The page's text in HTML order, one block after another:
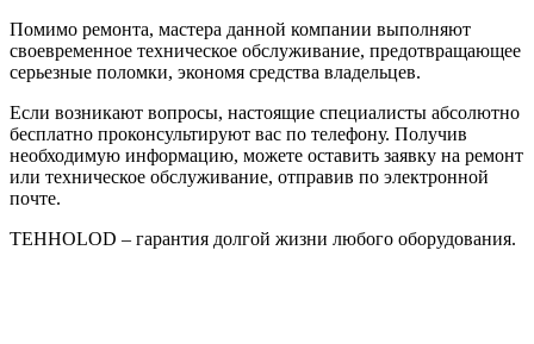
Помимо ремонта, мастера данной компании выполняют
своевременное техническое обслуживание, предотвращающее
серьезные поломки, экономя средства владельцев.
Если возникают вопросы, настоящие специалисты абсолютно
бесплатно проконсультируют вас по телефону. Получив
необходимую информацию, можете оставить заявку на ремонт
или техническое обслуживание, отправив по электронной
почте.
TEHHOLOD – гарантия долгой жизни любого оборудования.